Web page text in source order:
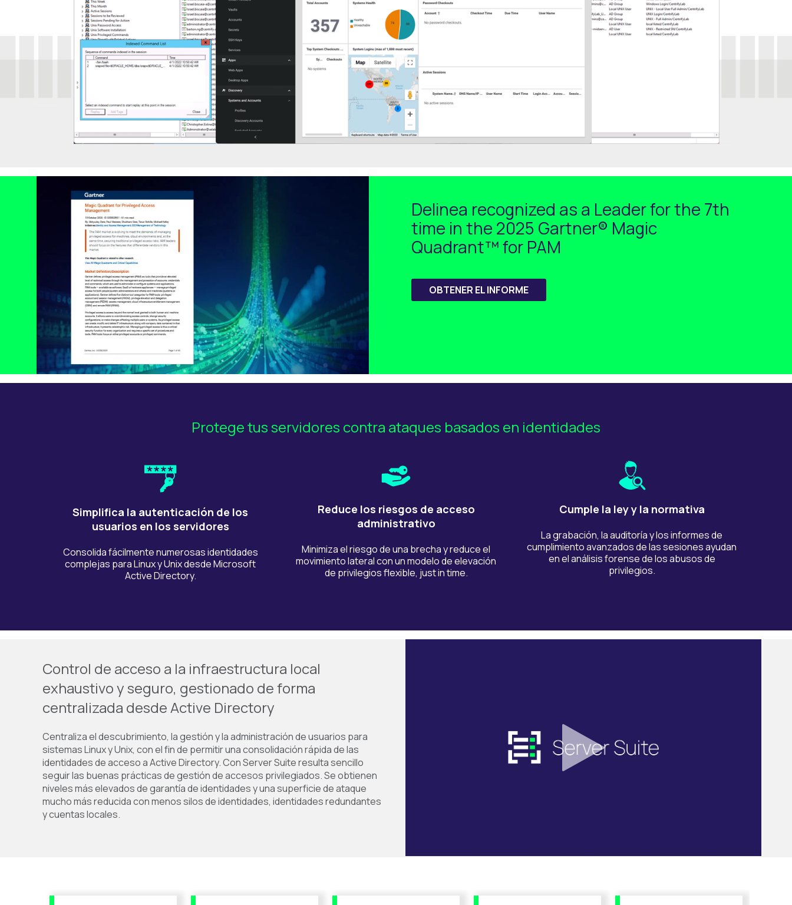
Delinea recognized as a Leader for the 7th
time in the 2025 Gartner® Magic
Quadrant™ for PAM
OBTENER EL INFORME
Protege tus servidores contra ataques basados en identidades
Simplifica la autenticación de los
usuarios en los servidores
Consolida fácilmente numerosas identidades
complejas para Linux y Unix desde Microsoft
Active Directory.
Reduce los riesgos de acceso
administrativo
Minimiza el riesgo de una brecha y reduce el
movimiento lateral con un modelo de elevación
de privilegios flexible, just in time.
Cumple la ley y la normativa
La grabación, la auditoría y los informes de
cumplimiento avanzados de las sesiones ayudan
en el análisis forense de los abusos de
privilegios.
Control de acceso a la infraestructura local
exhaustivo y seguro, gestionado de forma
centralizada desde Active Directory
Centraliza el descubrimiento, la gestión y la administración de usuarios para
sistemas Linux y Unix, con el fin de permitir una consolidación rápida de las
identidades de acceso a Active Directory. Con Server Suite resulta sencillo
seguir las buenas prácticas de gestión de accesos privilegiados. Se obtienen
niveles más elevados de garantía de identidades y una superficie de ataque
mucho más reducida con menos silos de identidades, identidades redundantes
y cuentas locales.